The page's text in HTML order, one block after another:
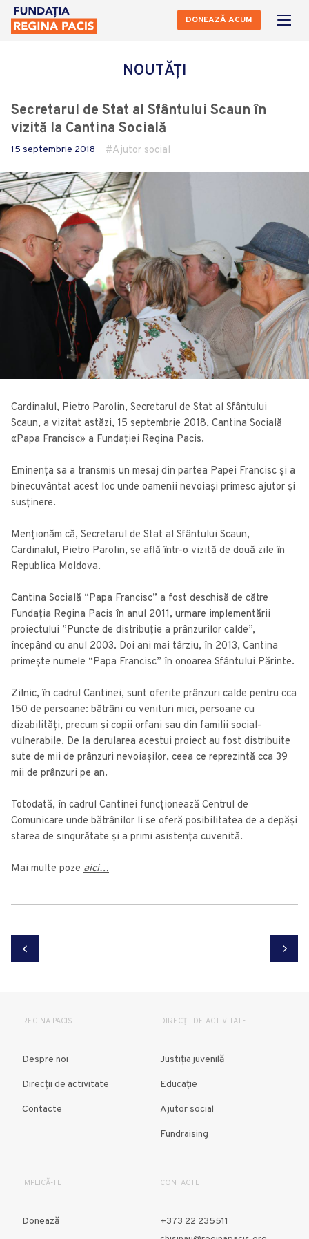
DONEAZĂ ACUM
NOUTĂȚI
Secretarul de Stat al Sfântului Scaun în
vizită la Cantina Socială
15 septembrie 2018 Ajutor social
Cardinalul, Pietro Parolin, Secretarul de Stat al Sfântului
Scaun, a vizitat astăzi, 15 septembrie 2018, Cantina Socială
«Papa Francisc» a Fundației Regina Pacis.
Eminența sa a transmis un mesaj din partea Papei Francisc și a
binecuvântat acest loc unde oamenii nevoiași primesc ajutor și
susținere.
Menționăm că, Secretarul de Stat al Sfântului Scaun,
Cardinalul, Pietro Parolin, se află într-o vizită de două zile în
Republica Moldova.
Cantina Socială “Papa Francisc” a fost deschisă de către
Fundația Regina Pacis în anul 2011, urmare implementării
proiectului ”Puncte de distribuție a prânzurilor calde”,
începând cu anul 2003. Doi ani mai târziu, în 2013, Cantina
primește numele “Papa Francisc” în onoarea Sfântului Părinte.
Zilnic, în cadrul Cantinei, sunt oferite prânzuri calde pentru cca
150 de persoane: bătrâni cu venituri mici, persoane cu
dizabilități, precum și copii orfani sau din familii social-
vulnerabile. De la derularea acestui proiect au fost distribuite
sute de mii de prânzuri nevoiașilor, ceea ce reprezintă cca 39
mii de prânzuri pe an.
Totodată, în cadrul Cantinei funcționează Centrul de
Comunicare unde bătrânilor li se oferă posibilitatea de a depăși
starea de singurătate și a primi asistența cuvenită.
Mai multe poze aici…
REGINA PACIS
Despre noi
Direcții de activitate
Contacte
DIRECȚII DE ACTIVITATE
Justiția juvenilă
Educație
Ajutor social
Fundraising
IMPLICĂ-TE
Donează
CONTACTE
+373 22 235511